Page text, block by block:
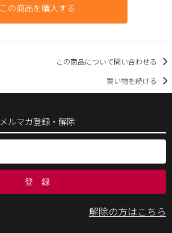
この商品を購入する
この商品について問い合わせる
買い物を続ける
メルマガ登録・解除
解除の方はこちら